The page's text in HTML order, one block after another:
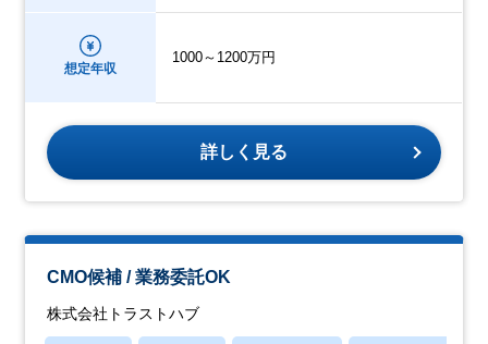
想定年収
1000～1200万円
詳しく見る
CMO候補 / 業務委託OK
株式会社トラストハブ